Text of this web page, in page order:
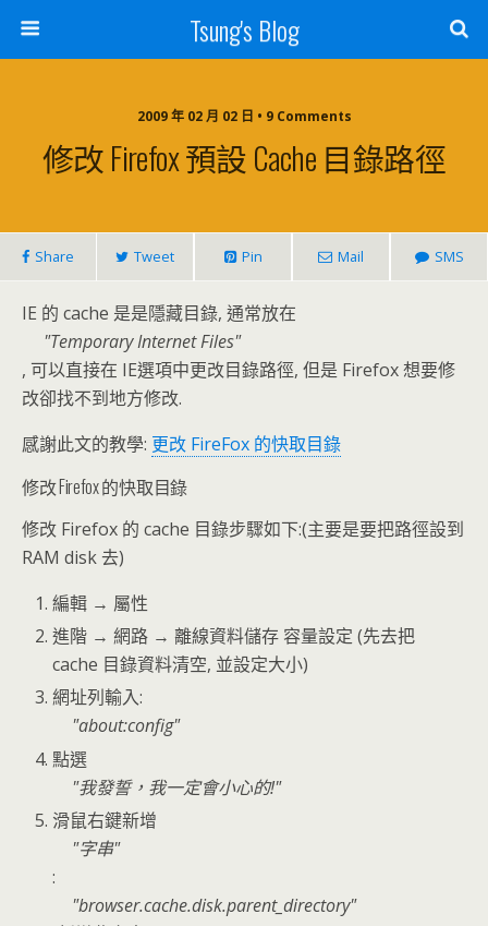
Tsung's Blog
2009 年 02 月 02 日 • 9 Comments
修改 Firefox 預設 Cache 目錄路徑
Share Tweet Pin Mail SMS
IE 的 cache 是是隱藏目錄, 通常放在
Temporary Internet Files
, 可以直接在 IE選項中更改目錄路徑, 但是 Firefox 想要修
改卻找不到地方修改.
感謝此文的教學: 更改 FireFox 的快取目錄
修改 Firefox 的快取目錄
修改 Firefox 的 cache 目錄步驟如下:(主要是要把路徑設到
RAM disk 去)
編輯 → 屬性
進階 → 網路 → 離線資料儲存 容量設定 (先去把
cache 目錄資料清空, 並設定大小)
網址列輸入:
about:config
點選
我發誓，我一定會小心的!
滑鼠右鍵新增
字串
:
browser.cache.disk.parent_directory